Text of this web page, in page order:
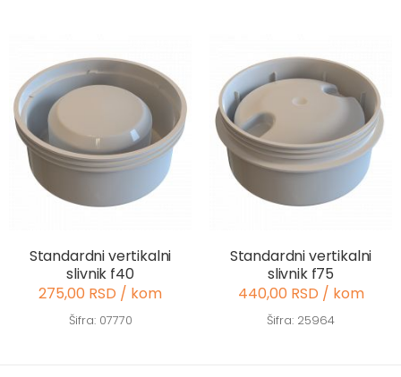
Standardni vertikalni
slivnik f40
275,00 RSD / kom
Šifra: 07770
Standardni vertikalni
slivnik f75
440,00 RSD / kom
Šifra: 25964